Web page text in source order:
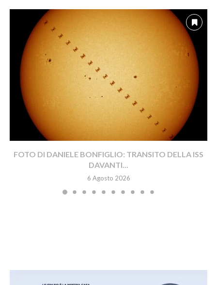
FOTO DI DANIELE BONFIGLIO: TRANSITO DELLA ISS
DAVANTI...
6 Agosto 2026